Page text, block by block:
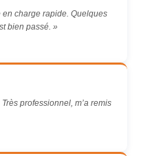
charge rapide. Quelques
bien passé. »
professionnel, m’a remis